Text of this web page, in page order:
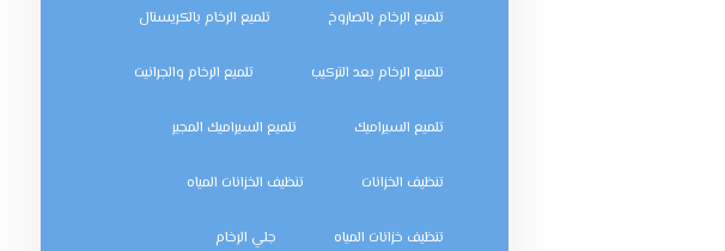
تلميع الرخام بالصاروخ تلميع الرخام بالكريستال
تلميع الرخام بعد التركيب تلميع الرخام والجرانيت
تلميع السيراميك تلميع السيراميك المجير
تنظيف الخزانات تنظيف الخزانات المياه
تنظيف خزانات المياه جلي الرخام